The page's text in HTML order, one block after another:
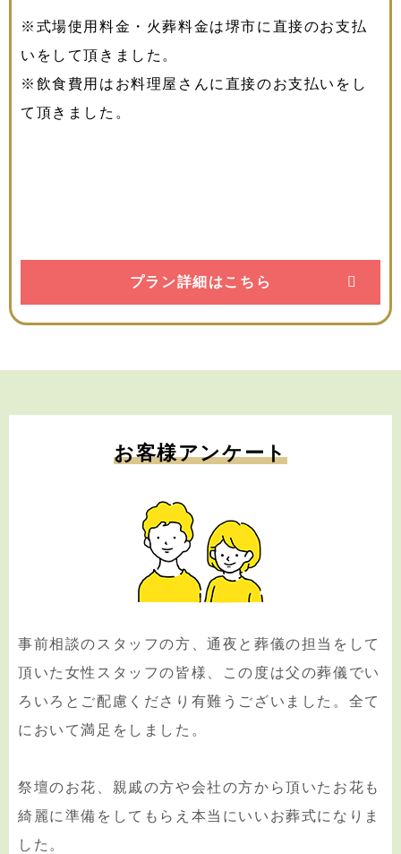
※式場使用料金・火葬料金は堺市に直接のお支払
いをして頂きました。
※飲食費用はお料理屋さんに直接のお支払いをし
て頂きました。
プラン詳細はこちら
お客様アンケート
事前相談のスタッフの方、通夜と葬儀の担当をして
頂いた女性スタッフの皆様、この度は父の葬儀でい
ろいろとご配慮くださり有難うございました。全て
において満足をしました。
祭壇のお花、親戚の方や会社の方から頂いたお花も
綺麗に準備をしてもらえ本当にいいお葬式になりま
した。